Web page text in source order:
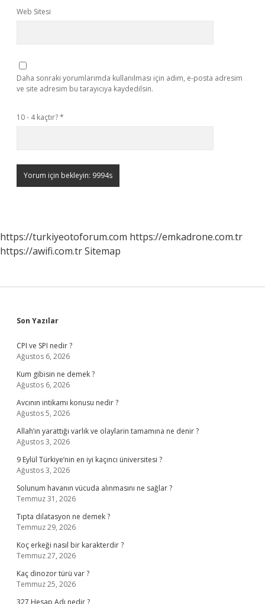
Web Sitesi
Daha sonraki yorumlarımda kullanılması için adım, e-posta adresim
ve site adresim bu tarayıcıya kaydedilsin.
10 - 4 kaçtır?*
https://turkiyeotoforum.com https://emkadrone.com.tr
https://awifi.com.trSitemap
Sidebar
Son Yazılar
CPI ve SPI nedir ?
Ağustos 6, 2026
Kum gibisin ne demek ?
Ağustos 6, 2026
Avcının intikamı konusu nedir ?
Ağustos 5, 2026
Allah’ın yarattığı varlık ve olaylarin tamamına ne denir ?
Ağustos 3, 2026
9 Eylül Türkiye’nin en iyi kaçıncı üniversitesi ?
Ağustos 3, 2026
Solunum havanın vücuda alınmasını ne sağlar ?
Temmuz 31, 2026
Tıpta dilatasyon ne demek ?
Temmuz 29, 2026
Koç erkeği nasıl bir karakterdir ?
Temmuz 27, 2026
Kaç dinozor türü var ?
Temmuz 25, 2026
327 Hesap Adı nedir ?